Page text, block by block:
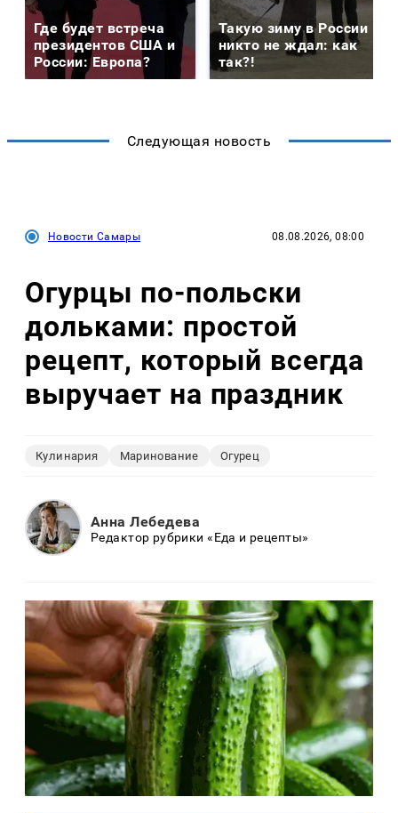
Где будет встреча
президентов США и
России: Европа?
Такую зиму в России
никто не ждал: как
так?!
Следующая новость
Новости Самары 08.08.2026, 08:00
Огурцы по‑польски
дольками: простой
рецепт, который всегда
выручает на праздник
Кулинария Маринование Огурец
Анна Лебедева
Редактор рубрики «Еда и рецепты»